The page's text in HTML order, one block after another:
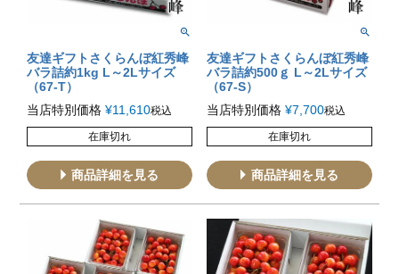
友達ギフトさくらんぼ紅秀峰
バラ詰約1kg L～2Lサイズ
（67-T）
当店特別価格 ¥11,610税込
在庫切れ
商品詳細を見る
友達ギフトさくらんぼ紅秀峰
バラ詰約500ｇ L～2Lサイズ
（67-S）
当店特別価格 ¥7,700税込
在庫切れ
商品詳細を見る